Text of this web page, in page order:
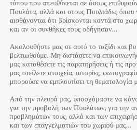
τόπου που απευθύνεται σε όσους
Πουλάτα, αλλά και στους Πουλιάδες όπου
αισθάνονται ότι βρίσκονται κοντά στο
και αν οι συνθήκες τους οδήγησαν…
Ακολουθήστε μας σε αυτό το ταξίδι και
βελτιωθούμε. Μη διστάσετε να
μας καταθέσετε τις παρατηρήσεις ή τις
μας στείλετε στοιχεία, ιστορίες,
μπορούσε να εμπλουτίσει τη θεματολογία
Από την πλευρά μας, υποσχόμαστε να
για την προβολή των Πουλάτων, για την
προβλημάτων τους, αλλά και των
και των επαγγελματιών του χωριού μας…